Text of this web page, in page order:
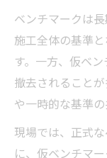
ベンチマークは
施工全体の基準
す。一方、仮ベ
撤去されること
や一時的な基準の
現場では、正式
に、仮ベンチマ